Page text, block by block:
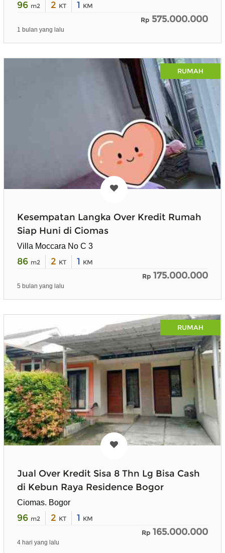
96 m2 2 KT 1 KM
Rp 575.000.000
1 bulan yang lalu
RUMAH
Kesempatan Langka Over Kredit Rumah
Siap Huni di Ciomas
Villa Moccara No C 3
86 m2 2 KT 1 KM
Rp 175.000.000
5 bulan yang lalu
RUMAH
Jual Over Kredit Sisa 8 Thn Lg Bisa Cash
di Kebun Raya Residence Bogor
Ciomas. Bogor
96 m2 2 KT 1 KM
Rp 165.000.000
4 hari yang lalu